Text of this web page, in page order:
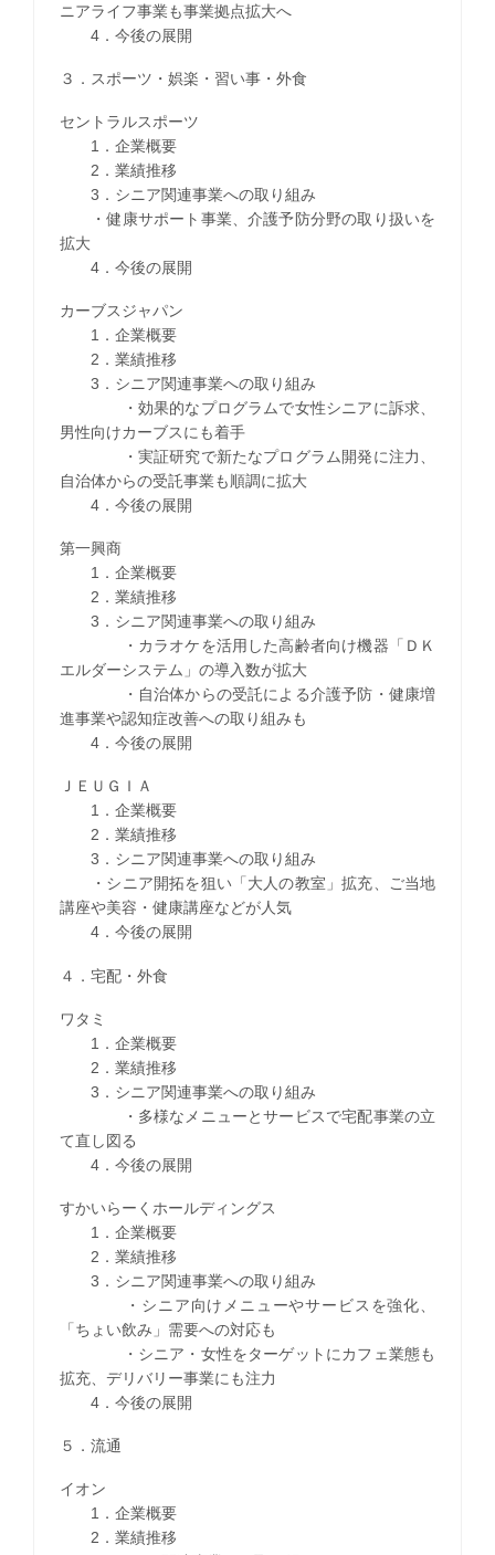
ニアライフ事業も事業拠点拡大へ
4．今後の展開
３．スポーツ・娯楽・習い事・外食
セントラルスポーツ
1．企業概要
2．業績推移
3．シニア関連事業への取り組み
・健康サポート事業、介護予防分野の取り扱いを
拡大
4．今後の展開
カーブスジャパン
1．企業概要
2．業績推移
3．シニア関連事業への取り組み
・効果的なプログラムで女性シニアに訴求、
男性向けカーブスにも着手
・実証研究で新たなプログラム開発に注力、
自治体からの受託事業も順調に拡大
4．今後の展開
第一興商
1．企業概要
2．業績推移
3．シニア関連事業への取り組み
・カラオケを活用した高齢者向け機器「ＤＫ
エルダーシステム」の導入数が拡大
・自治体からの受託による介護予防・健康増
進事業や認知症改善への取り組みも
4．今後の展開
ＪＥＵＧＩＡ
1．企業概要
2．業績推移
3．シニア関連事業への取り組み
・シニア開拓を狙い「大人の教室」拡充、ご当地
講座や美容・健康講座などが人気
4．今後の展開
４．宅配・外食
ワタミ
1．企業概要
2．業績推移
3．シニア関連事業への取り組み
・多様なメニューとサービスで宅配事業の立
て直し図る
4．今後の展開
すかいらーくホールディングス
1．企業概要
2．業績推移
3．シニア関連事業への取り組み
・シニア向けメニューやサービスを強化、
「ちょい飲み」需要への対応も
・シニア・女性をターゲットにカフェ業態も
拡充、デリバリー事業にも注力
4．今後の展開
５．流通
イオン
1．企業概要
2．業績推移